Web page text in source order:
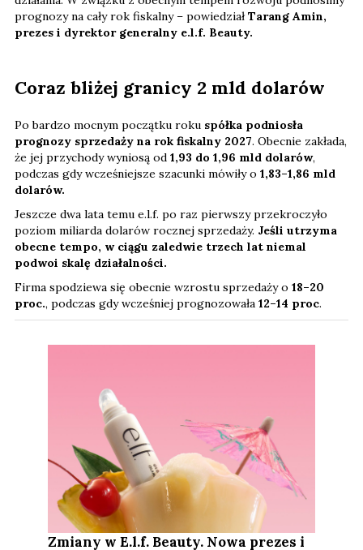
prognozy na cały rok fiskalny – powiedziałTarang Amin,
prezes i dyrektor generalny e.l.f. Beauty.
Coraz bliżej granicy 2 mld dolarów
Po bardzo mocnym początku roku spółka podniosła
prognozy sprzedaży na rok fiskalny 2027. Obecnie zakłada,
że jej przychody wyniosą od 1,93 do 1,96 mld dolarów,
podczas gdy wcześniejsze szacunki mówiły o 1,83–1,86 mld
dolarów.
Jeszcze dwa lata temu e.l.f. po raz pierwszy przekroczyło
poziom miliarda dolarów rocznej sprzedaży. Jeśli utrzyma
obecne tempo, w ciągu zaledwie trzech lat niemal
podwoi skalę działalności.
Firma spodziewa się obecnie wzrostu sprzedaży o 18–20
proc., podczas gdy wcześniej prognozowała 12–14 proc.
Zmiany w E.l.f. Beauty. Nowa prezes i